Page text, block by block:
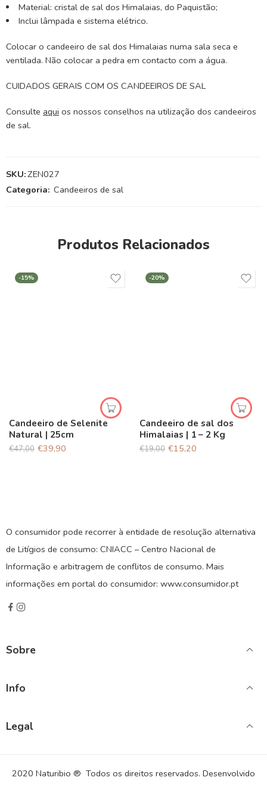
Material: cristal de sal dos Himalaias, do Paquistão;
Inclui lâmpada e sistema elétrico.
Colocar o candeeiro de sal dos Himalaias numa sala seca e
ventilada. Não colocar a pedra em contacto com a água.
CUIDADOS GERAIS COM OS CANDEEIROS DE SAL
Consulte aqui os nossos conselhos na utilização dos candeeiros
de sal.
SKU:ZEN027
Categoria: Candeeiros de sal
Produtos Relacionados
-15%
Candeeiro de Selenite
Natural | 25cm
€47,00 €39,90
-20%
Candeeiro de sal dos
Himalaias | 1 – 2 Kg
€19,00 €15,20
O consumidor pode recorrer à entidade de resolução alternativa
de Litígios de consumo: CNIACC – Centro Nacional de
Informação e arbitragem de conflitos de consumo. Mais
informações em portal do consumidor: www.consumidor.pt
Sobre
Info
Legal
2020 Naturibio ® Todos os direitos reservados. Desenvolvido